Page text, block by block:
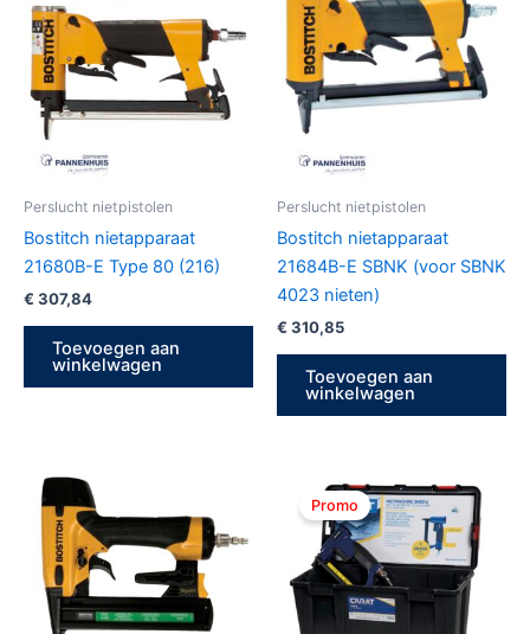
Perslucht nietpistolen
Bostitch nietapparaat
21680B-E Type 80 (216)
€ 307,84
Toevoegen aan
winkelwagen
Perslucht nietpistolen
Bostitch nietapparaat
21684B-E SBNK (voor SBNK
4023 nieten)
€ 310,85
Toevoegen aan
winkelwagen
Promoprijs
was:
€ 232,06.
prijs
is:
€ 204,49.